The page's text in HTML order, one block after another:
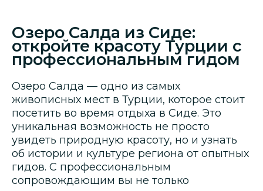
Озеро Салда из Сиде:
откройте красоту Турции с
профессиональным гидом
Озеро Салда — одно из самых
живописных мест в Турции, которое стоит
посетить во время отдыха в Сиде. Это
уникальная возможность не просто
увидеть природную красоту, но и узнать
об истории и культуре региона от опытных
гидов. С профессиональным
сопровождающим вы не только